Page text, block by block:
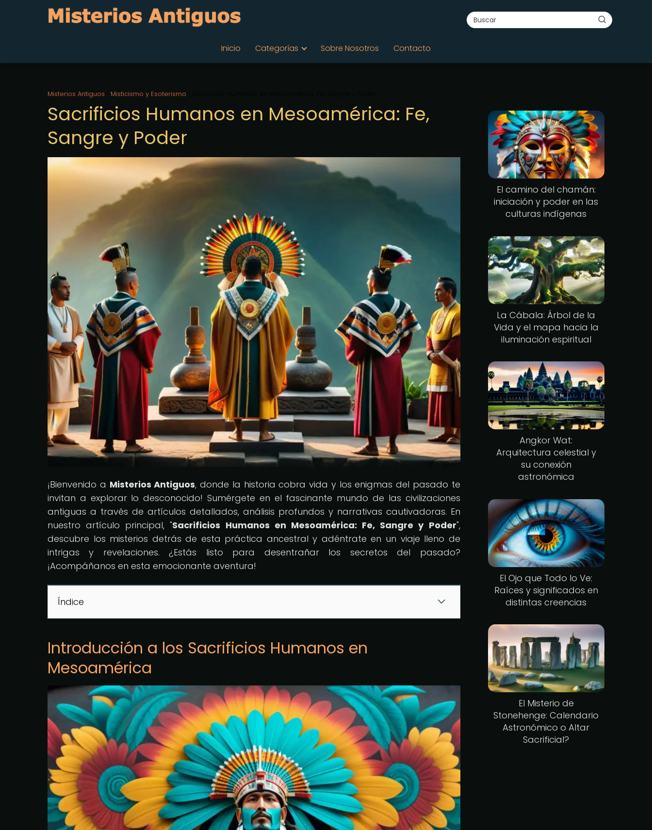
Inicio Categorías Sobre Nosotros Contacto
Misterios Antiguos Misticismo y Esoterismo
Sacrificios Humanos en Mesoamérica: Fe,
Sangre y Poder
¡Bienvenido a Misterios Antiguos, donde la historia cobra vida y los enigmas del pasado te
invitan a explorar lo desconocido! Sumérgete en el fascinante mundo de las civilizaciones
antiguas a través de artículos detallados, análisis profundos y narrativas cautivadoras. En
nuestro artículo principal, "Sacrificios Humanos en Mesoamérica: Fe, Sangre y Poder",
descubre los misterios detrás de esta práctica ancestral y adéntrate en un viaje lleno de
intrigas y revelaciones. ¿Estás listo para desentrañar los secretos del pasado?
¡Acompáñanos en esta emocionante aventura!
Índice
Introducción a los Sacrificios Humanos en
Mesoamérica
El camino del chamán:
iniciación y poder en las
culturas indígenas
La Cábala: Árbol de la
Vida y el mapa hacia la
iluminación espiritual
Angkor Wat:
Arquitectura celestial y
su conexión
astronómica
El Ojo que Todo lo Ve:
Raíces y significados en
distintas creencias
El Misterio de
Stonehenge: Calendario
Astronómico o Altar
Sacrificial?